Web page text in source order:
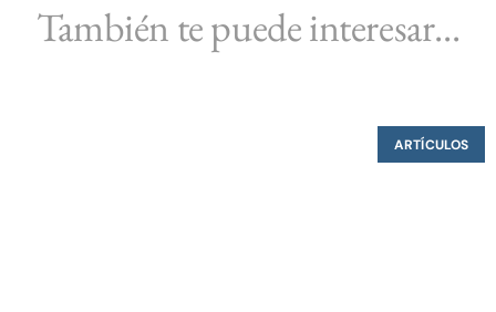
También te puede interesar...
ARTÍCULOS